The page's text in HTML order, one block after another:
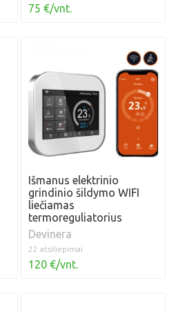
75 €/vnt.
Išmanus elektrinio
grindinio šildymo WIFI
liečiamas
termoreguliatorius
Devinera
22 atsiliepimai
120 €/vnt.